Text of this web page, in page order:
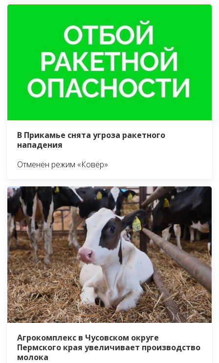
В Прикамье снята угроза ракетного
нападения
Отменён режим «Ковёр»
Агрокомплекс в Чусовском округе
Пермского края увеличивает производство
молока